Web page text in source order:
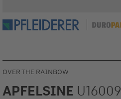
OVER THE RAINBOW
APFELSINE U16009